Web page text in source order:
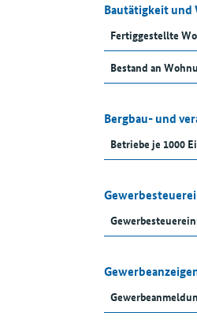
Bautätigkeit und
Fertiggestellte
Bestand an
Bergbau- und
Betriebe je 1000